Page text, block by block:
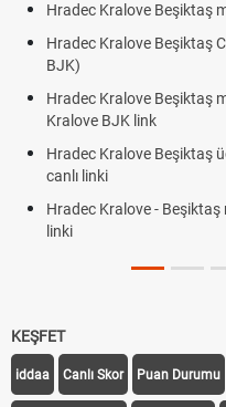
Hradec Kralove Beşiktaş
Hradec Kralove Beşiktaş
BJK)
Hradec Kralove Beşiktaş
Kralove BJK link
Hradec Kralove Beşiktaş
canlı linki
Hradec Kralove - Beşiktaş
linki
KEŞFET
iddaa Canlı Skor Puan Durumu